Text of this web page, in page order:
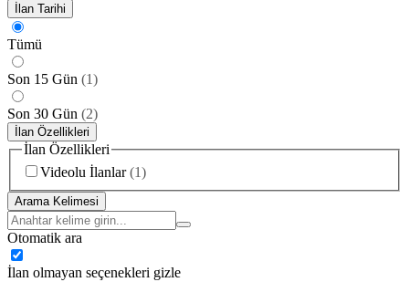
İlan Tarihi
Tümü
Son 15 Gün (1)
Son 30 Gün (2)
İlan Özellikleri
İlan Özellikleri
Videolu İlanlar (1)
Arama Kelimesi
Otomatik ara
İlan olmayan seçenekleri gizle